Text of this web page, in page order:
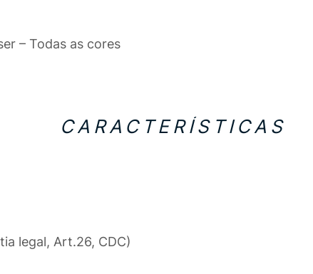
– Todas as cores
CARACTERÍSTICAS
legal, Art.26, CDC)